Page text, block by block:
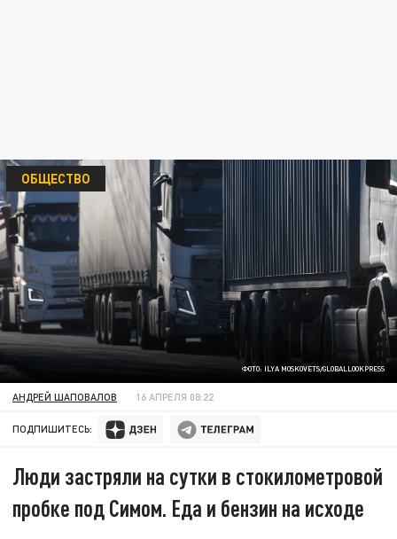
ФОТО: ILYA MOSKOVETS/GLOBALLOOKPRESS
ОБЩЕСТВО
АНДРЕЙ ШАПОВАЛОВ 16 АПРЕЛЯ 08:22
ПОДПИШИТЕСЬ:
Люди застряли на сутки в стокилометровой
пробке под Симом. Еда и бензин на исходе